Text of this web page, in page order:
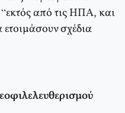
από τις ΗΠΑ, και
ετοιμάσουν σχέδια